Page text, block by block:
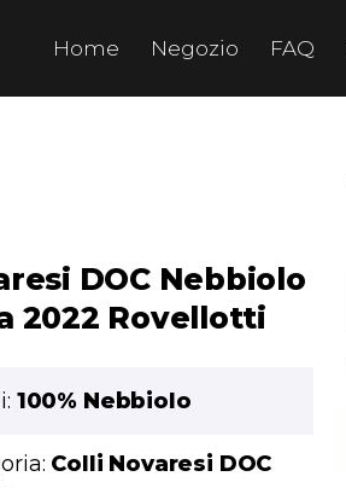
Home Negozio FAQ
DOC Nebbiolo
2022 Rovellotti
100% Nebbiolo
Colli Novaresi DOC